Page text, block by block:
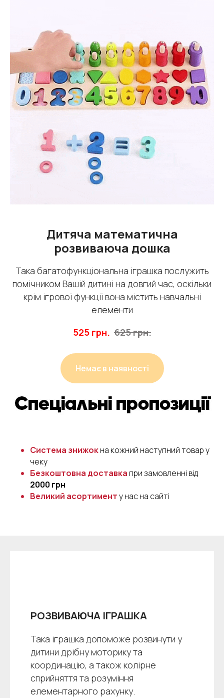
Дитяча математична
розвиваюча дошка
Така багатофункціональна іграшка послужить
помічником Вашій дитині на довгий час, оскільки
крім ігрової функції вона містить навчальні
елементи
525 грн. 625грн.
Немає в наявності
Система знижокна кожний наступний товар у
чеку
Безкоштовна доставка при замовленні від
2000 грн
Великий асортименту нас на сайті
РОЗВИВАЮЧА ІГРАШКА
Така іграшка допоможе розвинути у
дитини дрібну моторику та
координацію, а також колірне
сприйняття та розуміння
елементарного рахунку.